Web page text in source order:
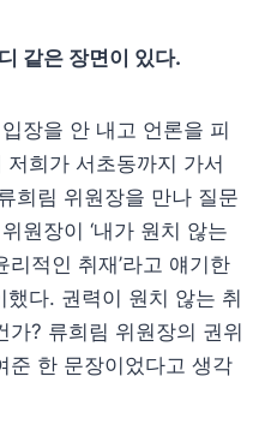
같은 장면이 있다.
장을 안 내고 언론을 피
희가 서초동까지 가서
희림 위원장을 만나 질문
원장이 ‘내가 원치 않는
적인 취재’라고 얘기한
다. 권력이 원치 않는 취
? 류희림 위원장의 권위
준 한 문장이었다고 생각